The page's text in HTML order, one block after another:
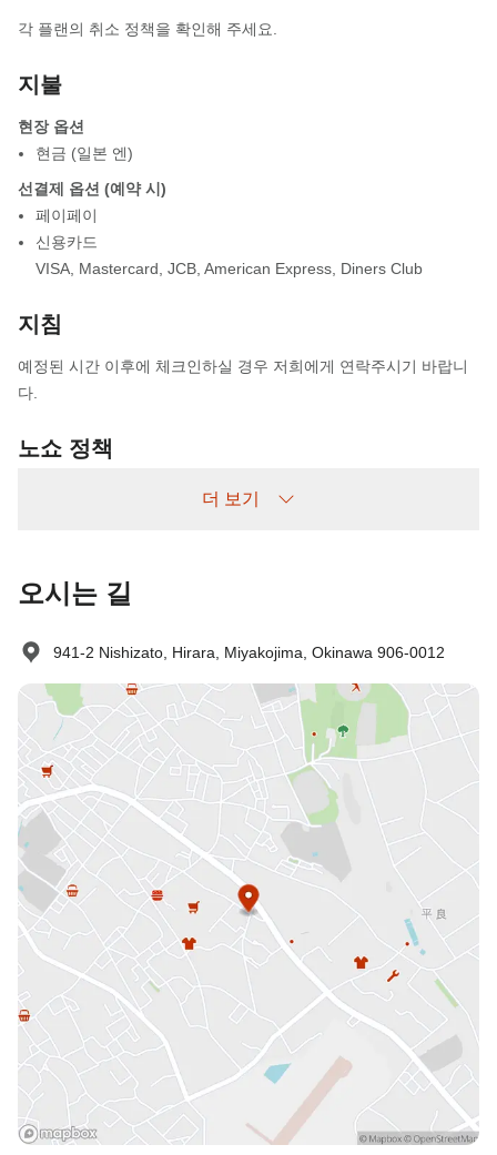
각 플랜의 취소 정책을 확인해 주세요.
지불
현장 옵션
현금 (일본 엔)
선결제 옵션 (예약 시)
페이페이
신용카드
VISA Mastercard JCB American Express Diners Club
지침
예정된 시간 이후에 체크인하실 경우 저희에게 연락주시기 바랍니
다.
노쇼 정책
더 보기
오시는 길
941-2 Nishizato, Hirara, Miyakojima, Okinawa 906-0012